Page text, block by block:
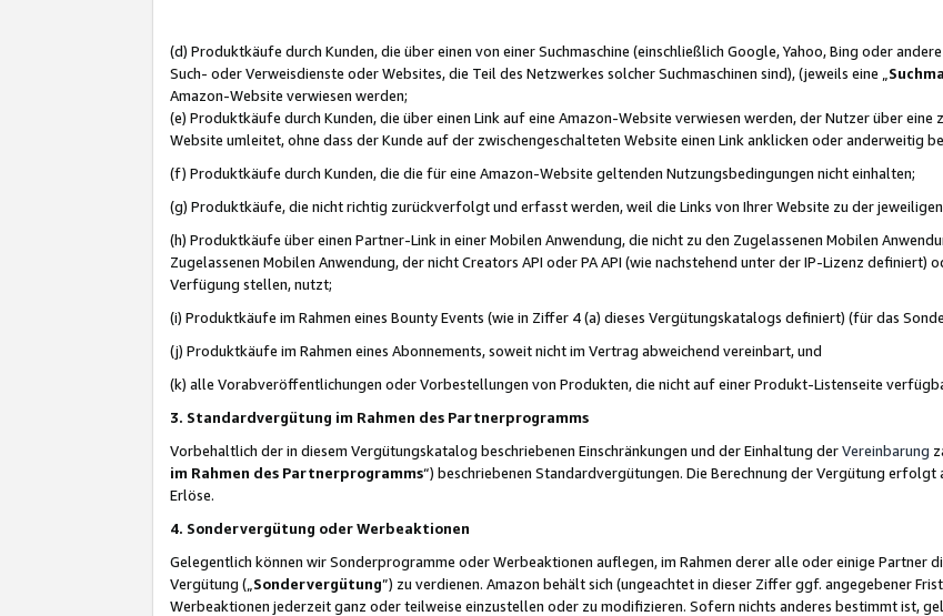
(d) Produktkäufe durch Kunden, die über einen von einer Suchmaschine (einschließlich Google, Yahoo, Bing oder
Such- oder Verweisdienste oder Websites, die Teil des Netzwerkes solcher Suchmaschinen sind), (jeweils eine „
Amazon-Website verwiesen werden;
(e) Produktkäufe durch Kunden, die über einen Link auf eine Amazon-Website verwiesen werden, der Nutzer über
Website umleitet, ohne dass der Kunde auf der zwischengeschalteten Website einen Link anklicken oder anderweitig
(f) Produktkäufe durch Kunden, die die für eine Amazon-Website geltenden Nutzungsbedingungen nicht einhalten;
(g) Produktkäufe, die nicht richtig zurückverfolgt und erfasst werden, weil die Links von Ihrer Website zu der
(h) Produktkäufe über einen Partner-Link in einer Mobilen Anwendung, die nicht zu den Zugelassenen Mobilen
Zugelassenen Mobilen Anwendung, der nicht Creators API oder PA API (wie nachstehend unter der IP-Lizenz
Verfügung stellen, nutzt;
(i) Produktkäufe im Rahmen eines Bounty Events (wie in Ziffer 4 (a) dieses Vergütungskatalogs definiert) (für das
(j) Produktkäufe im Rahmen eines Abonnements, soweit nicht im Vertrag abweichend vereinbart, und
(k) alle Vorabveröffentlichungen oder Vorbestellungen von Produkten, die nicht auf einer Produkt-Listenseite
3. Standardvergütung im Rahmen des Partnerprogramms
Vorbehaltlich der in diesem Vergütungskatalog beschriebenen Einschränkungen und der Einhaltung derVereinbarung
im Rahmen des Partnerprogramms“) beschriebenen Standardvergütungen. Die Berechnung der Vergütung
Erlöse.
4. Sondervergütung oder Werbeaktionen
Gelegentlich können wir Sonderprogramme oder Werbeaktionen auflegen, im Rahmen derer alle oder einige Partner
Vergütung („ Sondervergütung”) zu verdienen. Amazon behält sich (ungeachtet in dieser Ziffer ggf. angegebener
Werbeaktionen jederzeit ganz oder teilweise einzustellen oder zu modifizieren. Sofern nichts anderes bestimmt ist,